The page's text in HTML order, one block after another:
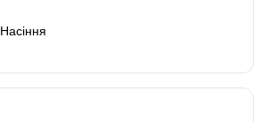
Насіння